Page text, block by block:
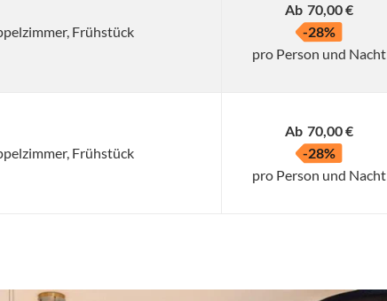
Frühstück
Ab 70,00 €
-28%
pro Person und Nacht
Frühstück
Ab 70,00 €
-28%
pro Person und Nacht